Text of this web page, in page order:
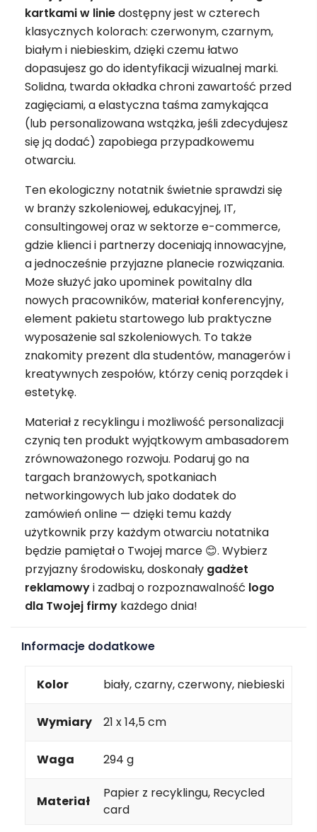
kartkami w liniedostępny jest w czterech
klasycznych kolorach: czerwonym, czarnym,
białym i niebieskim, dzięki czemu łatwo
dopasujesz go do identyfikacji wizualnej marki.
Solidna, twarda okładka chroni zawartość przed
zagięciami, a elastyczna taśma zamykająca
(lub personalizowana wstążka, jeśli zdecydujesz
się ją dodać) zapobiega przypadkowemu
otwarciu.
Ten ekologiczny notatnik świetnie sprawdzi się
w branży szkoleniowej, edukacyjnej, IT,
consultingowej oraz w sektorze e-commerce,
gdzie klienci i partnerzy doceniają innowacyjne,
a jednocześnie przyjazne planecie rozwiązania.
Może służyć jako upominek powitalny dla
nowych pracowników, materiał konferencyjny,
element pakietu startowego lub praktyczne
wyposażenie sal szkoleniowych. To także
znakomity prezent dla studentów, managerów i
kreatywnych zespołów, którzy cenią porządek i
estetykę.
Materiał z recyklingu i możliwość personalizacji
czynią ten produkt wyjątkowym ambasadorem
zrównoważonego rozwoju. Podaruj go na
targach branżowych, spotkaniach
networkingowych lub jako dodatek do
zamówień online — dzięki temu każdy
użytkownik przy każdym otwarciu notatnika
będzie pamiętał o Twojej marce 😊. Wybierz
przyjazny środowisku, doskonały gadżet
reklamowyi zadbaj o rozpoznawalność logo
dla Twojej firmy każdego dnia!
Informacje dodatkowe
Kolor biały, czarny, czerwony, niebieski
Wymiary 21 x 14,5 cm
Waga 294 g
Materiał
Papier z recyklingu, Recycled
card